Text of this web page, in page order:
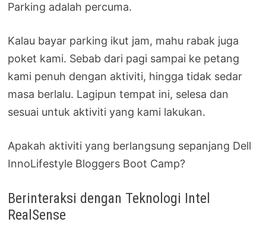
Parking adalah percuma.
Kalau bayar parking ikut jam, mahu rabak juga
poket kami. Sebab dari pagi sampai ke petang
kami penuh dengan aktiviti, hingga tidak sedar
masa berlalu. Lagipun tempat ini, selesa dan
sesuai untuk aktiviti yang kami lakukan.
Apakah aktiviti yang berlangsung sepanjang Dell
InnoLifestyle Bloggers Boot Camp?
Berinteraksi dengan Teknologi Intel
RealSense